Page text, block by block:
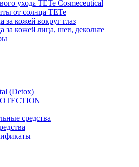
ухода TETe Cosmeceutical
от солнца TETe
за кожей вокруг глаз
за кожей лица, шеи, декольте
(Detox)
средства